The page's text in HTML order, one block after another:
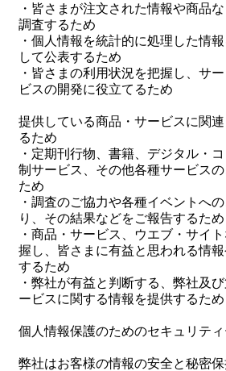
・皆さまが注文された情報や商品
調査するため
・個人情報を統計的に処理した情
して公表するため
・皆さまの利用状況を把握し、サ
ビスの開発に役立てるため
提供している商品・サービスに関
るため
・定期刊行物、書籍、デジタル・
制サービス、その他各種サービス
ため
・調査のご協力や各種イベントへ
り、その結果などをご報告するため
・商品・サービス、ウエブ・サイ
握し、皆さまに有益と思われる情
するため
・弊社が有益と判断する、弊社及
ービスに関する情報を提供するため
個人情報保護のためのセキュリテ
弊社はお客様の情報の安全と秘密